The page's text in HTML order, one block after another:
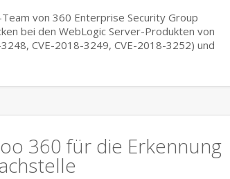
von 360 Enterprise Security Group
bei den WebLogic Server-Produkten von
CVE-2018-3249, CVE-2018-3252) und
360 für die Erkennung